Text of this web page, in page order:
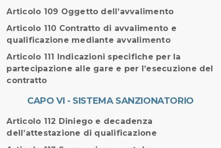
Articolo 109 Oggetto dell’avvalimento
Articolo 110 Contratto di avvalimento e
qualificazione mediante avvalimento
Articolo 111 Indicazioni specifiche per la
partecipazione alle gare e per l’esecuzione del
contratto
CAPO VI - SISTEMA SANZIONATORIO
Articolo 112 Diniego e decadenza
dell’attestazione di qualificazione